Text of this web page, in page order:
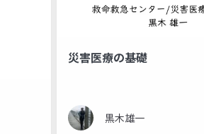
災害医療の基礎
黒木雄一